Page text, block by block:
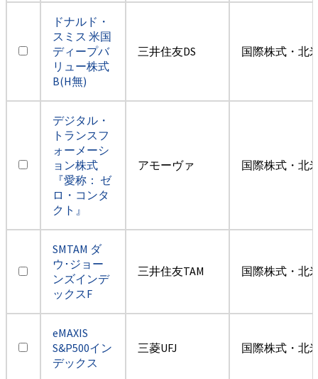
ドナルド・
スミス 米国
ディープバ
リュー株式
B(H無)
三井住友DS 国際株式・北
デジタル・
トランスフ
ォーメーシ
ョン株式
『愛称： ゼ
ロ・コンタ
クト』
アモーヴァ 国際株式・北
SMTAM ダ
ウ･ジョー
ンズインデ
ックスF
三井住友TAM 国際株式・北
eMAXIS
S&P500イン
デックス
三菱UFJ 国際株式・北